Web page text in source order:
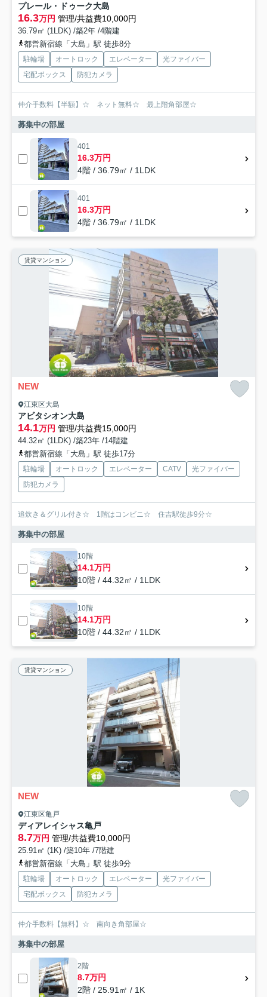
プレール・ドゥーク大島
16.3万円 管理/共益費10,000円
36.79㎡ (1LDK) /築2年 /4階建
都営新宿線「大島」駅 徒歩8分
駐輪場 オートロック エレベーター
光ファイバー
宅配ボックス
防犯カメラ
仲介手数料【半額】☆ ネット無料☆ 最上階角部屋☆
募集中の部屋
401
16.3万円
4階 / 36.79㎡ / 1LDK
401
16.3万円
4階 / 36.79㎡ / 1LDK
賃貸マンション
NEW
江東区大島
アビタシオン大島
14.1万円 管理/共益費15,000円
44.32㎡ (1LDK) /築23年 /14階建
都営新宿線「大島」駅 徒歩17分
駐輪場 オートロック エレベーター CATV
光ファイバー
防犯カメラ
追炊き＆グリル付き☆ 1階はコンビニ☆ 住吉駅徒歩9分☆
募集中の部屋
10階
14.1万円
10階 / 44.32㎡ / 1LDK
10階
14.1万円
10階 / 44.32㎡ / 1LDK
賃貸マンション
NEW
江東区亀戸
ディアレイシャス亀戸
8.7万円 管理/共益費10,000円
25.91㎡ (1K) /築10年 /7階建
都営新宿線「大島」駅 徒歩9分
駐輪場 オートロック エレベーター
光ファイバー
宅配ボックス
防犯カメラ
仲介手数料【無料】☆ 南向き角部屋☆
募集中の部屋
2階
8.7万円
2階 / 25.91㎡ / 1K